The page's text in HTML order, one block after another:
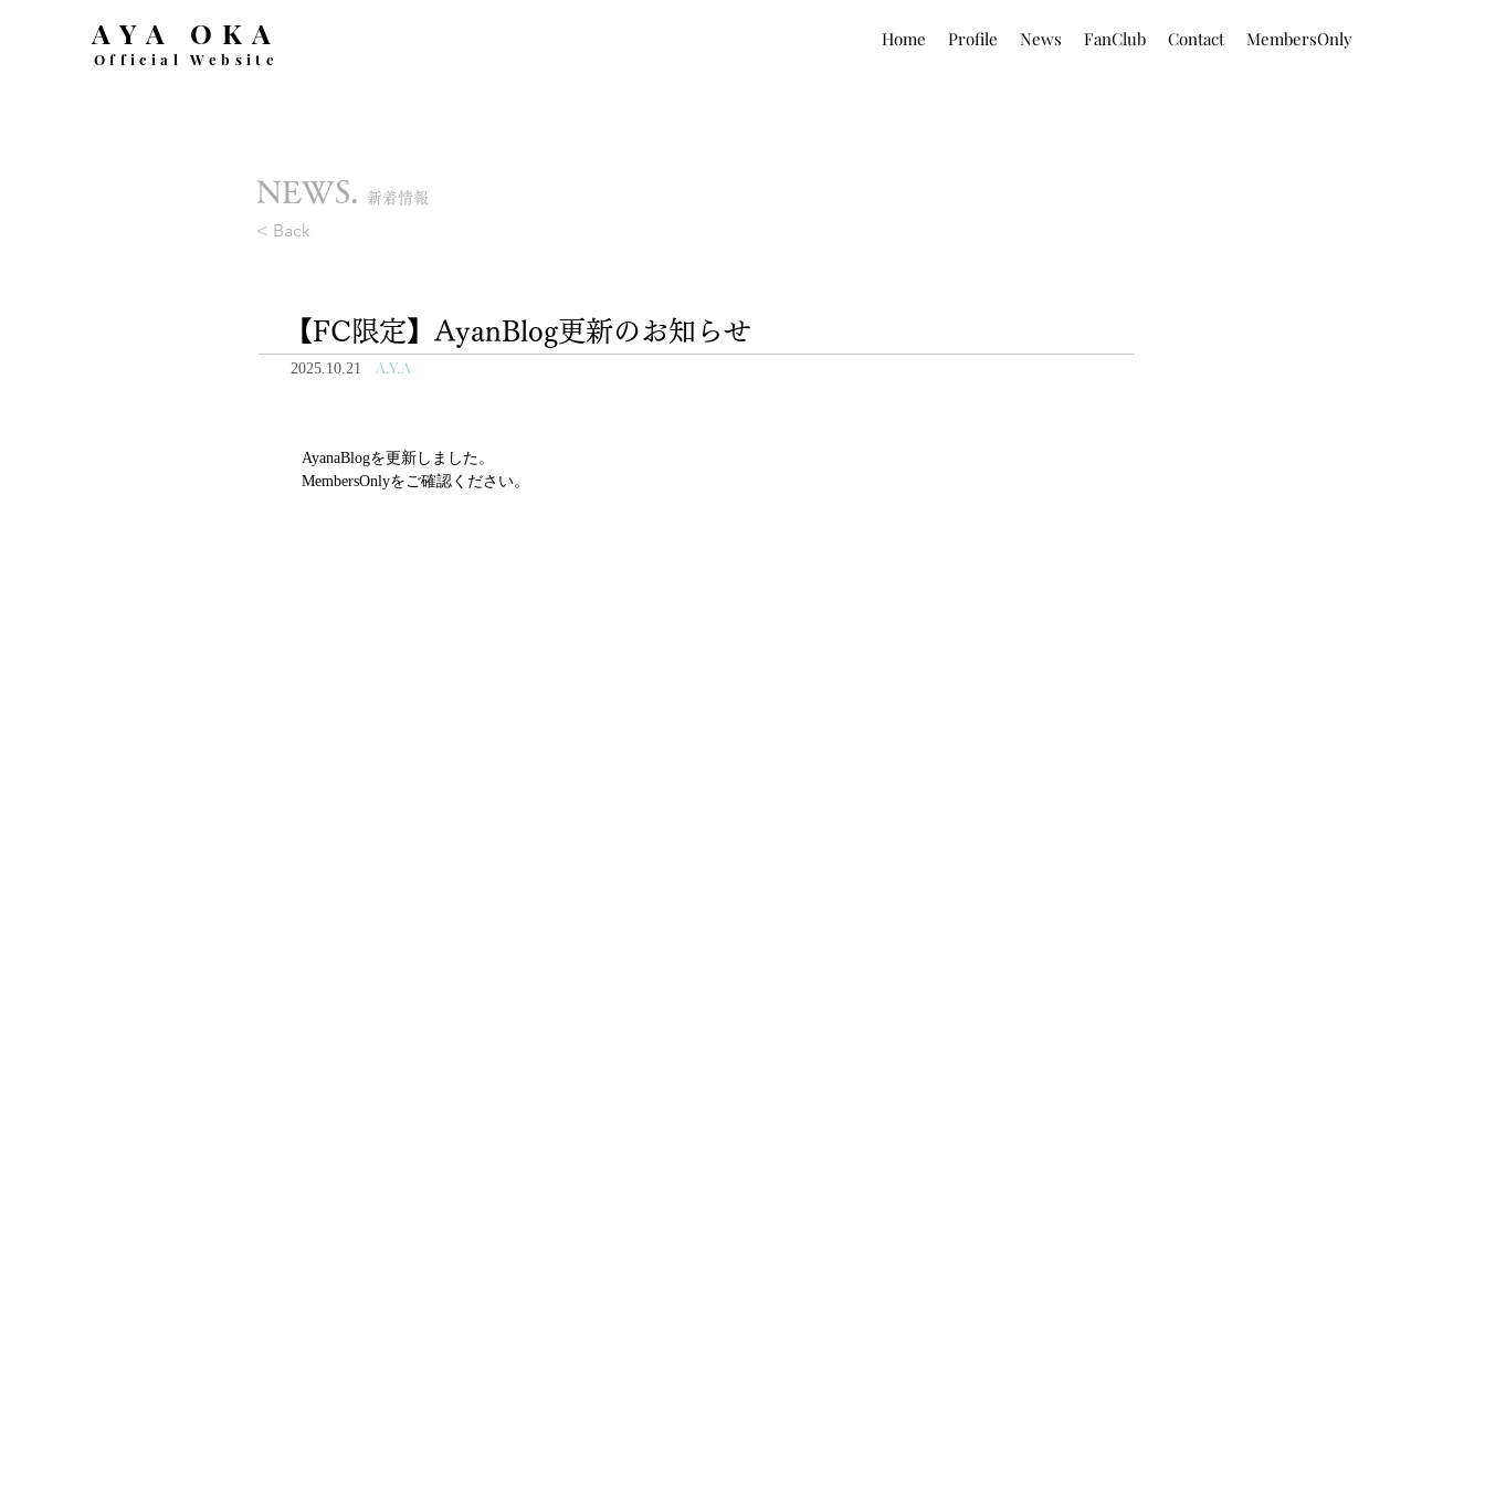
AYA OKA
Official Website
Home Profile News FanClub Contact MembersOnly
NEWS. 新着情報
< Back
【FC限定】AyanBlog更新のお知らせ
2025.10.21 A.Y.A
AyanaBlogを更新しました。
MembersOnlyをご確認ください。